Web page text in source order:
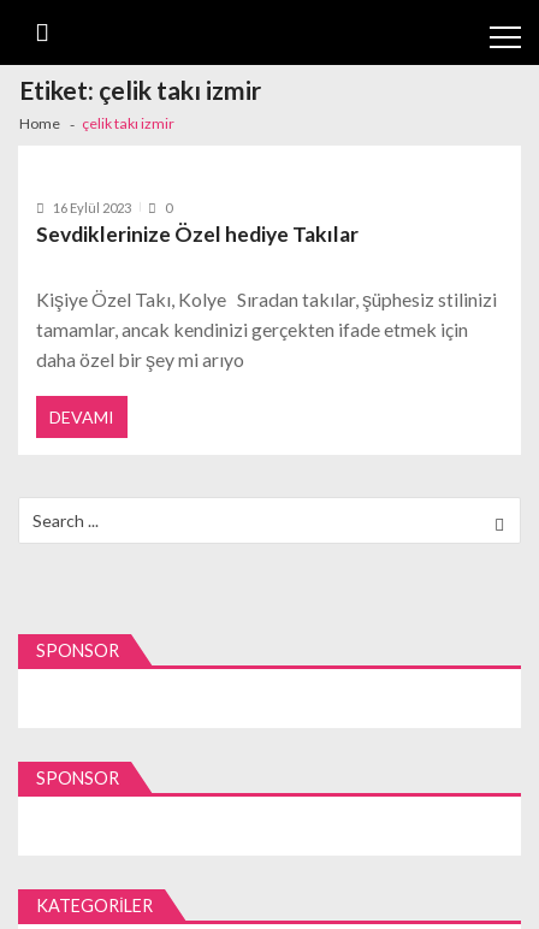
Etiket: çelik takı izmir
Home çelik takı izmir
16 Eylül 2023 0
Sevdiklerinize Özel hediye Takılar
Kişiye Özel Takı, Kolye Sıradan takılar, şüphesiz stilinizi
tamamlar, ancak kendinizi gerçekten ifade etmek için
daha özel bir şey mi arıyo
DEVAMI
for:
SPONSOR
SPONSOR
KATEGORILER